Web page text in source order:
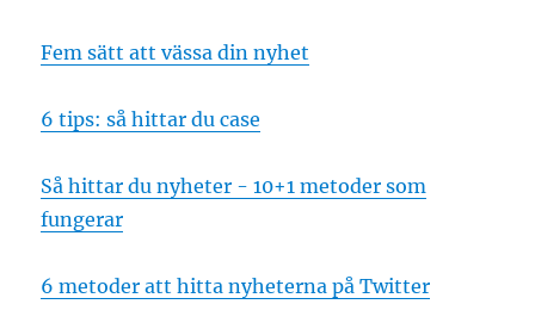
Fem sätt att vässa din nyhet
6 tips: så hittar du case
Så hittar du nyheter - 10+1 metoder som
fungerar
6 metoder att hitta nyheterna på Twitter